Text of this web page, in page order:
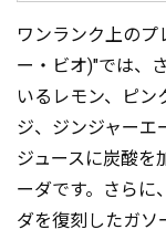
ワンランク上のプ
ー・ビオ)"では、
いるレモン、ピン
ジ、ジンジャーエ
ジュースに炭酸を
ーダです。さらに
ダを復刻したガソ